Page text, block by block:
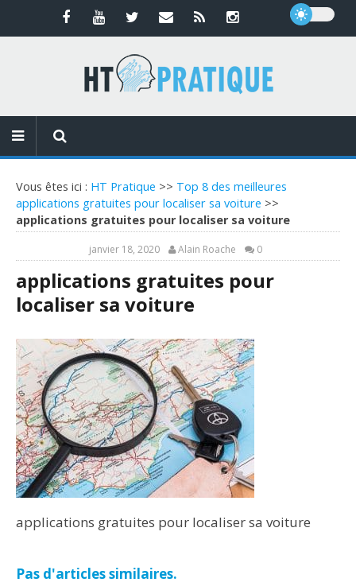
Vous êtes ici : HT Pratique >> Top 8 des meilleures
applications gratuites pour localiser sa voiture >>
applications gratuites pour localiser sa voiture
janvier 18, 2020 Alain Roache 0
applications gratuites pour
localiser sa voiture
applications gratuites pour localiser sa voiture
Pas d'articles similaires.